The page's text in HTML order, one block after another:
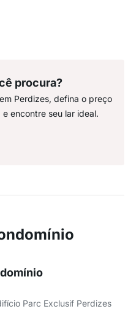
procura?
Perdizes, defina o preço
encontre seu lar ideal.
Parc Exclusif Perdizes